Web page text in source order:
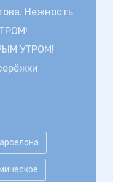
Нежность
УТРОМ!